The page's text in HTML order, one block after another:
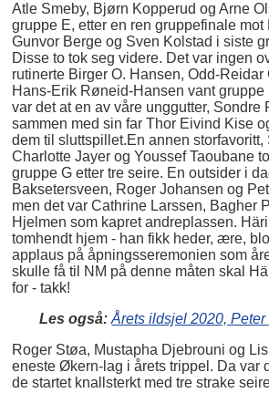
Atle Smeby, Bjørn Kopperud og Arne
gruppe E, etter en ren gruppefinale
Gunvor Berge og Sven Kolstad i siste
Disse to tok seg videre. Det var ingen
rutinerte Birger O. Hansen, Odd-Reidar
Hans-Erik Røneid-Hansen vant gruppe
var det at en av våre unggutter, Sondre
sammen med sin far Thor Eivind Kise
dem til sluttspillet.En annen storfavoritt,
Charlotte Jayer og Youssef Taoubane
gruppe G etter tre seire. En outsider i
Baksetersveen, Roger Johansen og
men det var Cathrine Larssen, Bagher
Hjelmen som kapret andreplassen.
tomhendt hjem - han fikk heder, ære,
applaus på åpningsseremonien som
skulle få til NM på denne måten skal
for - takk!
Les også: Årets ildsjel 2020,
Roger Støa, Mustapha Djebrouni og
eneste Økern-lag i årets trippel. Da var
de startet knallsterkt med tre strake